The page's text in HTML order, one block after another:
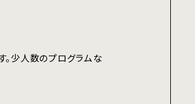
。少人数のプログラムな